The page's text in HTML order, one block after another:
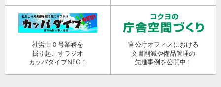
社労士０号業務を
掘り起こすラジオ
カッパダイブNEO！
官公庁オフィスにおける
文書削減や備品管理の
先進事例を公開中！